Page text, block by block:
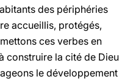
des périphéries
accueillis, protégés,
ces verbes en
construire la cité de Dieu
le développement